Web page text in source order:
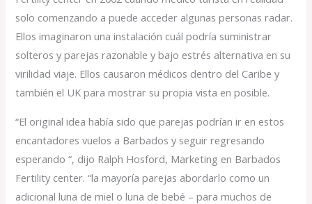
solo comenzando a puede acceder algunas personas radar.
Ellos imaginaron una instalación cuál podría suministrar
solteros y parejas razonable y bajo estrés alternativa en su
virilidad viaje. Ellos causaron médicos dentro del Caribe y
también el UK para mostrar su propia vista en posible.
“El original idea había sido que parejas podrían ir en estos
encantadores vuelos a Barbados y seguir regresando
esperando “, dijo Ralph Hosford, Marketing en Barbados
Fertility center. “la mayoría parejas abordarlo como un
adicional luna de miel o luna de bebé – para muchos de